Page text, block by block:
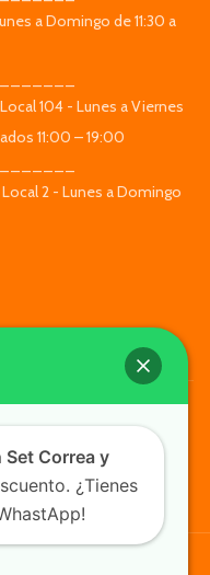
a Domingo de 11:30 a
104 - Lunes a Viernes
11:00 – 19:00
2 - Lunes a Domingo
Set Correa y
¿Tienes